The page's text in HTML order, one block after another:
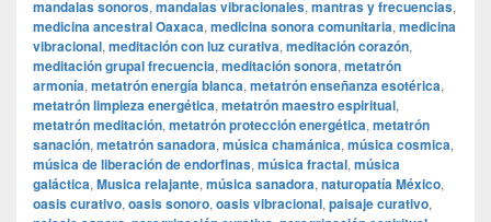
mandalas sonoros, mandalas vibracionales, mantras y frecuencias,
medicina ancestral Oaxaca, medicina sonora comunitaria, medicina
vibracional, meditación con luz curativa, meditación corazón,
meditación grupal frecuencia, meditación sonora, metatrón
armonía, metatrón energía blanca, metatrón enseñanza esotérica,
metatrón limpieza energética, metatrón maestro espiritual,
metatrón meditación, metatrón protección energética, metatrón
sanación, metatrón sanadora, música chamánica, música cosmica,
música de liberación de endorfinas, música fractal, música
galáctica, Musica relajante, música sanadora, naturopatía México,
oasis curativo, oasis sonoro, oasis vibracional, paisaje curativo,